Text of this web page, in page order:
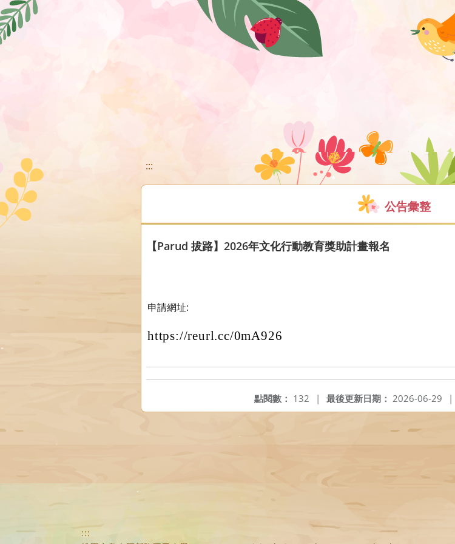
移至網頁之主要內容區位置
:::
公告彙整
【Parud 拔路】2026年文化行動教育獎助計畫報名
申請網址:
https://reurl.cc/0mA926
最後更新日期： 2026-06-29 |
點閱數： 132 |
:::